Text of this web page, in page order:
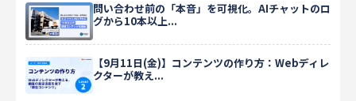
問い合わせ前の「本音」を可視化。AIチャットのロ
グから10本以上...
【9月11日(金)】コンテンツの作り方：Webディレ
クターが教え...